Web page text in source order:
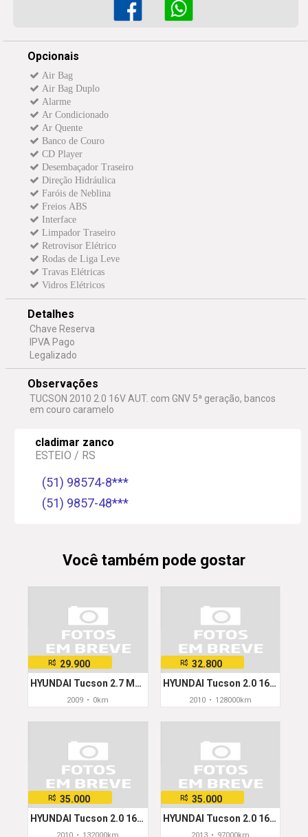
Opcionais
Air Bag
Air Bag Duplo
Alarme
Ar Condicionado
Ar Quente
Banco de Couro
CD Player
Desembaçador Traseiro
Direção Hidráulica
Faróis de Neblina
Freios ABS
Interface
Limpador Traseiro
Retrovisor Elétrico
Rodas de Liga Leve
Travas Elétricas
Vidros Elétricos
Detalhes
Chave Reserva
IPVA Pago
Legalizado
Observações
TUCSON 2010 2.0 16V AUT. com GNV 5ª geração, bancos
em couro caramelo
cladimar zanco
ESTEIO / RS
(51) 98574-8***
(51) 9857-48***
Você também pode gostar
R$
29.900
HYUNDAI Tucson 2.7 MPFI 24V 175cv Aut.
2009 • 0km
R$ 32.800
HYUNDAI Tucson 2.0 16V Mec.
2010 • 128000km
R$ 35.000
HYUNDAI Tucson 2.0 16V Aut.
R$ 35.000
HYUNDAI Tucson 2.0 16V Aut.